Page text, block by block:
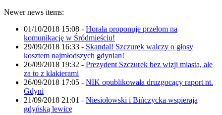
Newer news items:
01/10/2018 15:08 - Horała proponuje przełom na
komunikację w Śródmieściu!
29/09/2018 16:33 - Skandal! Szczurek walczy o głosy
kosztem najmłodszych gdynian!
26/09/2018 19:32 - Prezydent Szczurek bez wizji miasta, ale
za to z klakierami
26/09/2018 17:05 - NIK opublikowała druzgocący raport nt.
Gdyni
21/09/2018 21:01 - Niesiołowski i Bińczycka wspierają
gdyńską lewicę